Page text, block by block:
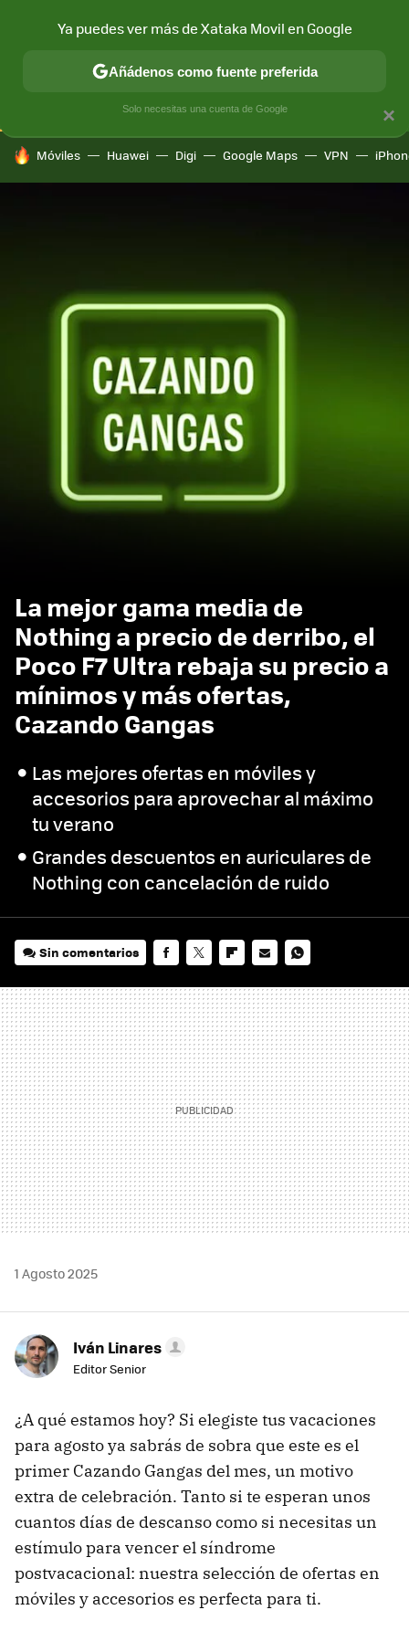
CONECTIVIDAD MÓVIL Y SOCIEDAD APLICACIONES
HOY SE HABLA DE
Móviles Huawei Digi Google Maps VPN
La mejor gama media de
Nothing a precio de derribo, el
Poco F7 Ultra rebaja su precio a
mínimos y más ofertas,
Cazando Gangas
Las mejores ofertas en móviles y
accesorios para aprovechar al máximo
tu verano
Grandes descuentos en auriculares de
Nothing con cancelación de ruido
Sin comentarios
MAIL
1 Agosto 2025
Iván Linares
Editor Senior
¿A qué estamos hoy? Si elegiste tus vacaciones
para agosto ya sabrás de sobra que este es el
primer Cazando Gangas del mes, un motivo
extra de celebración. Tanto si te esperan unos
cuantos días de descanso como si necesitas un
estímulo para vencer el síndrome
postvacacional: nuestra selección de ofertas en
móviles y accesorios es perfecta para ti.
×
Ya puedes ver más de Xataka Movil en Google
Añádenos como fuente preferida
Solo necesitas una cuenta de Google